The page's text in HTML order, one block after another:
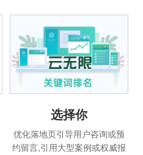
选择你
优化落地页引导用户咨询或预
约留言,引用大型案例或权威报